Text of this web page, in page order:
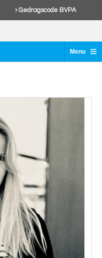
› Gedragscode BVPA
Menu ≡